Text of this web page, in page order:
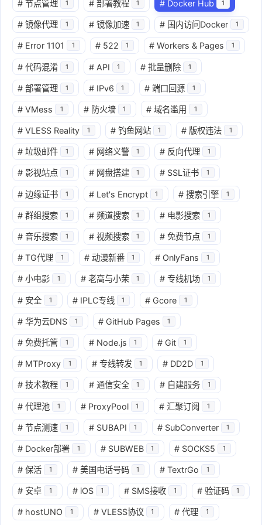
# 节点管理 1 # 部署教程 1 # Docker Hub 1
# 镜像代理 1 # 镜像加速 1 # 国内访问Docker 1
# Error 1101 1 # 522 1 # Workers & Pages 1
# 代码混淆 1 # API 1 # 批量删除 1
# 部署管理 1 # IPv6 1 # 端口回源 1
# VMess 1 # 防火墙 1 # 域名滥用 1
# VLESS Reality 1 # 钓鱼网站 1 # 版权违法 1
# 垃圾邮件 1 # 网络义警 1 # 反向代理 1
# 影视站点 1 # 网盘搭建 1 # SSL证书 1
# 边缘证书 1 # Let's Encrypt 1 # 搜索引擎 1
# 群组搜索 1 # 频道搜索 1 # 电影搜索 1
# 音乐搜索 1 # 视频搜索 1 # 免费节点 1
# TG代理 1 # 动漫新番 1 # OnlyFans 1
# 小电影 1 # 老高与小茉 1 # 专线机场 1
# 安全 1 # IPLC专线 1 # Gcore 1
# 华为云DNS 1 # GitHub Pages 1
# 免费托管 1 # Node.js 1 # Git 1
# MTProxy 1 # 专线转发 1 # DD2D 1
# 技术教程 1 # 通信安全 1 # 自建服务 1
# 代理池 1 # ProxyPool 1 # 汇聚订阅 1
# 节点测速 1 # SUBAPI 1 # SubConverter 1
# Docker部署 1 # SUBWEB 1 # SOCKS5 1
# 保活 1 # 美国电话号码 1 # TextrGo 1
# 安卓 1 # iOS 1 # SMS接收 1 # 验证码 1
# hostUNO 1 # VLESS协议 1 # 代理 1